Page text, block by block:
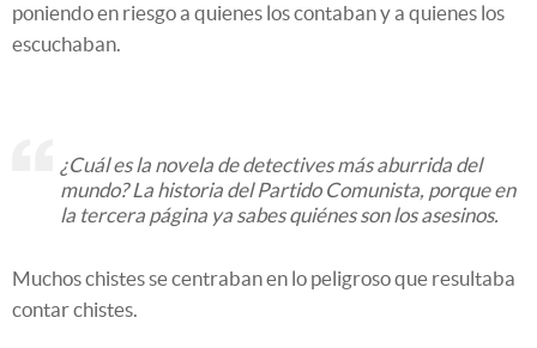
poniendo en riesgo a quienes los contaban y a quienes los
escuchaban.
¿Cuál es la novela de detectives más aburrida del
mundo? La historia del Partido Comunista, porque en
la tercera página ya sabes quiénes son los asesinos.
Muchos chistes se centraban en lo peligroso que resultaba
contar chistes.